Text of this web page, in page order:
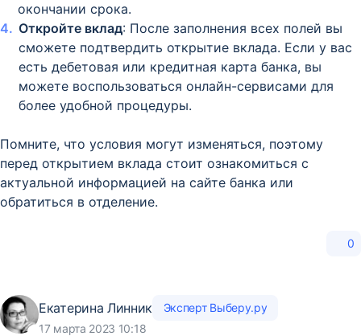
окончании срока.
Откройте вклад: После заполнения всех полей вы
сможете подтвердить открытие вклада. Если у вас
есть дебетовая или кредитная карта банка, вы
можете воспользоваться онлайн-сервисами для
более удобной процедуры.
Помните, что условия могут изменяться, поэтому
перед открытием вклада стоит ознакомиться с
актуальной информацией на сайте банка или
обратиться в отделение.
0
Екатерина Линник
Эксперт Выберу.ру
17 марта 2023 10:18